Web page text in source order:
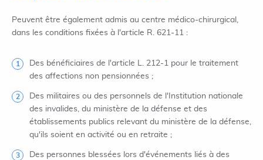
Peuvent être également admis au centre médico-chirurgical,
dans les conditions fixées à l'article R. 621-11 :
Des bénéficiaires de l'article L. 212-1 pour le traitement
des affections non pensionnées ;
Des militaires ou des personnels de l'Institution nationale
des invalides, du ministère de la défense et des
établissements publics relevant du ministère de la défense,
qu'ils soient en activité ou en retraite ;
Des personnes blessées lors d'événements liés à des